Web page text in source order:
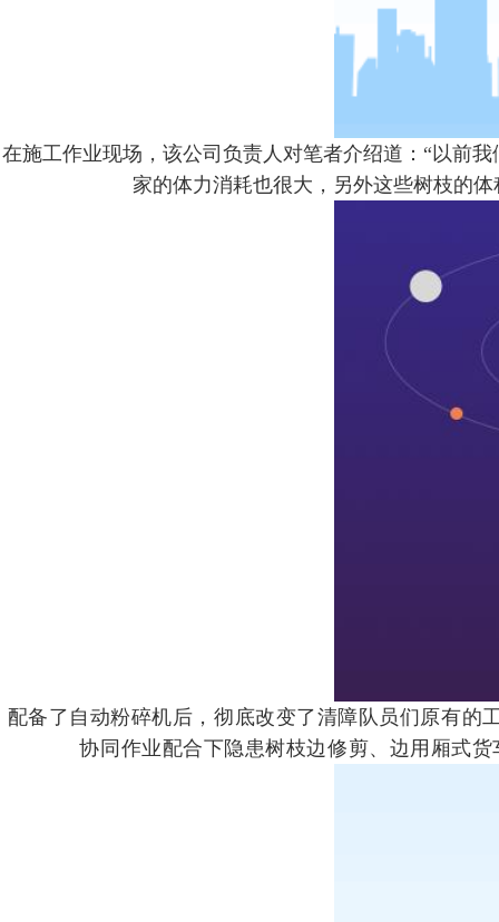
在施工作业现场，该公司负责人对笔者介绍道：“以前
家的体力消耗也很大，另外这些树枝的
配备了自动粉碎机后，彻底改变了清障队员们原有的
协同作业配合下隐患树枝边修剪、边用厢式